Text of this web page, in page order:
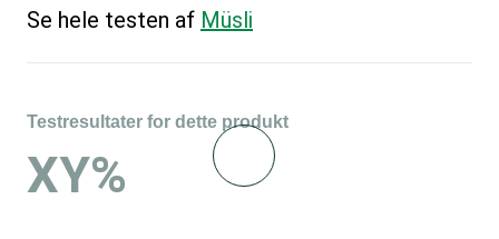
Se hele testen af Müsli
Testresultater for dette produkt
XY%